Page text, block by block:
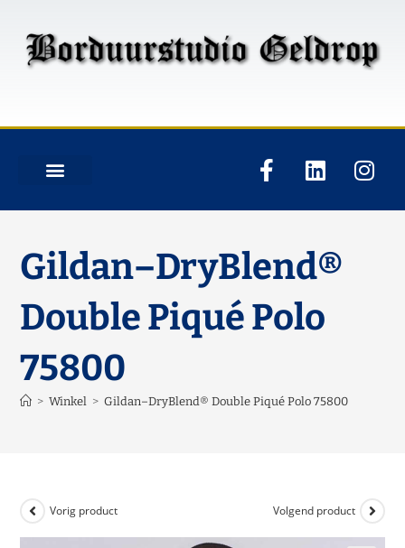
Gildan–DryBlend®
Double Piqué Polo
75800
> Winkel > Gildan–DryBlend® Double Piqué Polo 75800
Vorig product Volgend product